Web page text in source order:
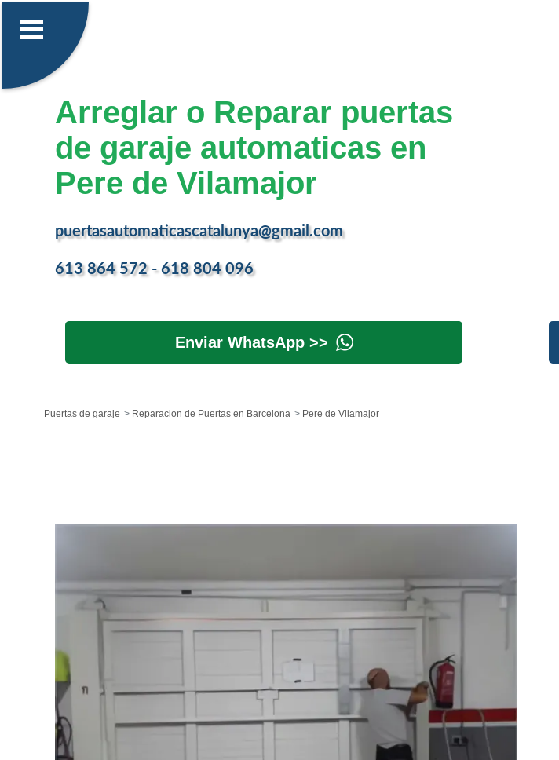
Arreglar o Reparar puertas
de garaje automaticas en
Pere de Vilamajor
puertasautomaticascatalunya@gmail.com
613 864 572 - 618 804 096
Enviar WhatsApp >>
Puertas de garaje Reparacion de Puertas en Barcelona Pere de Vilamajor